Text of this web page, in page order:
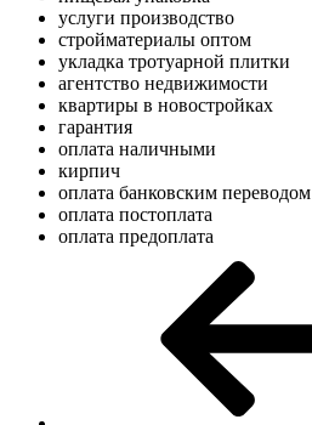
услуги производство
стройматериалы оптом
укладка тротуарной плитки
агентство недвижимости
квартиры в новостройках
гарантия
оплата наличными
кирпич
оплата банковским переводом
оплата постоплата
оплата предоплата